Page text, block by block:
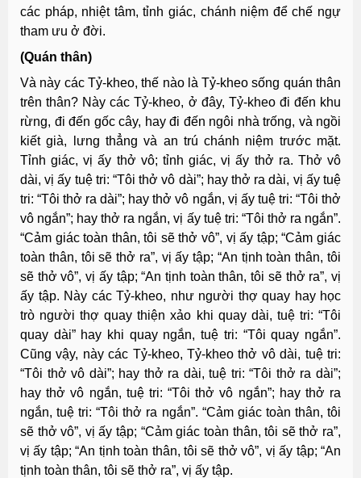
các pháp, nhiệt tâm, tỉnh giác, chánh niệm để chế ngự
tham ưu ở đời.
(Quán thân)
Và này các Tỷ-kheo, thế nào là Tỷ-kheo sống quán thân
trên thân? Này các Tỷ-kheo, ở đây, Tỷ-kheo đi đến khu
rừng, đi đến gốc cây, hay đi đến ngôi nhà trống, và ngồi
kiết già, lưng thẳng và an trú chánh niệm trước mặt.
Tỉnh giác, vị ấy thở vô; tỉnh giác, vị ấy thở ra. Thở vô
dài, vị ấy tuệ tri: “Tôi thở vô dài”; hay thở ra dài, vị ấy tuệ
tri: “Tôi thở ra dài”; hay thở vô ngắn, vị ấy tuệ tri: “Tôi thở
vô ngắn”; hay thở ra ngắn, vị ấy tuệ tri: “Tôi thở ra ngắn”.
“Cảm giác toàn thân, tôi sẽ thở vô”, vị ấy tập; “Cảm giác
toàn thân, tôi sẽ thở ra”, vị ấy tập; “An tịnh toàn thân, tôi
sẽ thở vô”, vị ấy tập; “An tịnh toàn thân, tôi sẽ thở ra”, vị
ấy tập. Này các Tỷ-kheo, như người thợ quay hay học
trò người thợ quay thiện xảo khi quay dài, tuệ tri: “Tôi
quay dài” hay khi quay ngắn, tuệ tri: “Tôi quay ngắn”.
Cũng vậy, này các Tỷ-kheo, Tỷ-kheo thở vô dài, tuệ tri:
“Tôi thở vô dài”; hay thở ra dài, tuệ tri: “Tôi thở ra dài”;
hay thở vô ngắn, tuệ tri: “Tôi thở vô ngắn”; hay thở ra
ngắn, tuệ tri: “Tôi thở ra ngắn”. “Cảm giác toàn thân, tôi
sẽ thở vô”, vị ấy tập; “Cảm giác toàn thân, tôi sẽ thở ra”,
vị ấy tập; “An tịnh toàn thân, tôi sẽ thở vô”, vị ấy tập; “An
tịnh toàn thân, tôi sẽ thở ra”, vị ấy tập.